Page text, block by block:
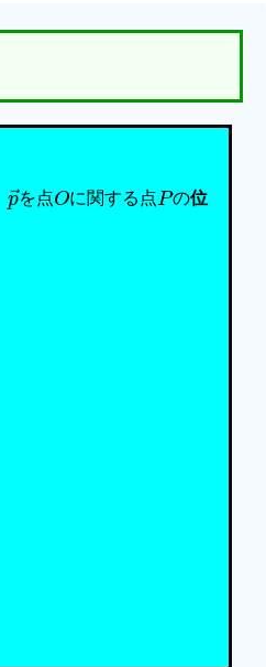
p→
を点
O
に関する点
P
の位